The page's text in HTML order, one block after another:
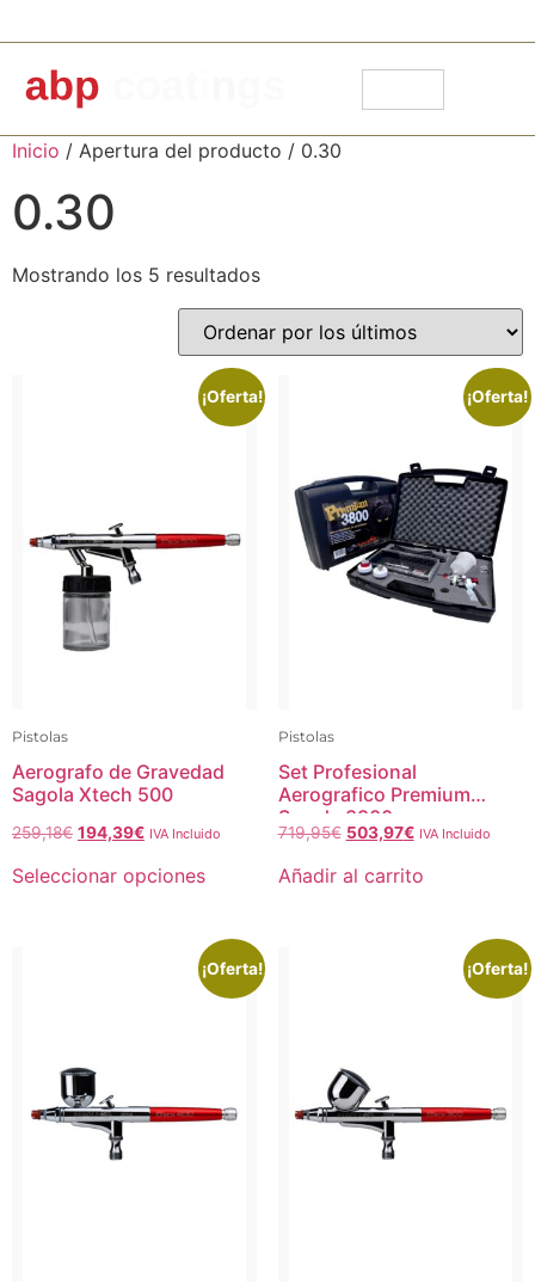
Inicio / Apertura del producto / 0.30
0.30
Mostrando los 5 resultados
¡Oferta!
Pistolas
Aerografo de Gravedad
Sagola Xtech 500
259,18€ 194,39€ IVA Incluido
Seleccionar opciones
¡Oferta!
Pistolas
Set Profesional
Aerografico Premium
Sagola 3800
719,95€ 503,97€ IVA Incluido
Añadir al carrito
¡Oferta! ¡Oferta!